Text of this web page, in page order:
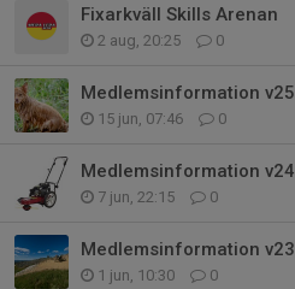
Fixarkväll Skills Arenan
2 aug, 20:25 0
Medlemsinformation v25
15 jun, 07:46 0
Medlemsinformation v24
7 jun, 22:15 0
Medlemsinformation v23
1 jun, 10:30 0